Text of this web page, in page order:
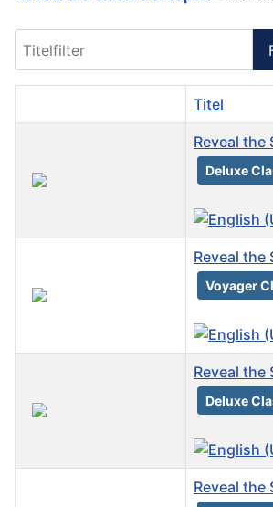
Titel
Reveal the
Deluxe
Reveal the
Voyager
Reveal the
Deluxe
Reveal the